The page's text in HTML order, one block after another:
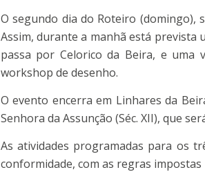
O segundo dia do Roteiro (domingo),
Assim, durante a manhã está prevista
passa por Celorico da Beira, e uma
workshop de desenho.
O evento encerra em Linhares da
Senhora da Assunção (Séc. XII), que
As atividades programadas para os
conformidade, com as regras impostas